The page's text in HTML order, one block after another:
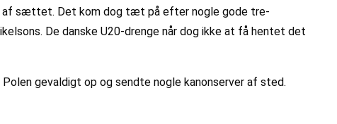
af sættet. Det kom dog tæt på efter nogle gode tre-
De danske U20-drenge når dog ikke at få hentet det
gevaldigt op og sendte nogle kanonserver af sted.